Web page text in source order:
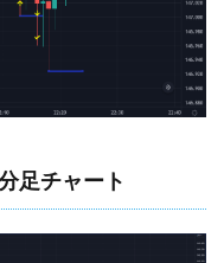
足チャート